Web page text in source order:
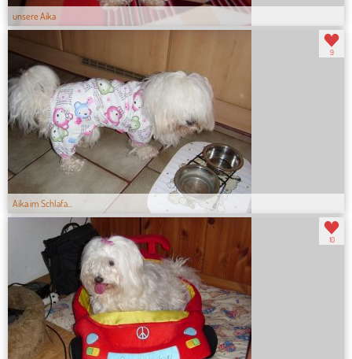
unsere Aika
Aika im Schlafa...
9
10